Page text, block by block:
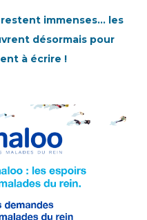
immenses… les
désormais pour
à écrire !